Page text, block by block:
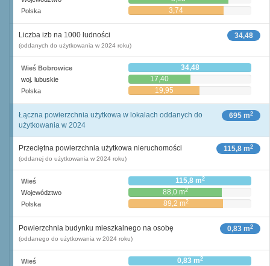
Polska 3,74
34,48
Liczba izb na 1000 ludności
(oddanych do użytkowania w 2024 roku)
Wieś Bobrowice 34,48
woj. lubuskie 17,40
Polska 19,95
695 m2
Łączna powierzchnia użytkowa w lokalach oddanych do
użytkowania w 2024
115,8 m2
Przeciętna powierzchnia użytkowa nieruchomości
(oddanej do użytkowania w 2024 roku)
Wieś 115,8 m2
Województwo 88,0 m2
Polska 89,2 m2
0,83 m2
Powierzchnia budynku mieszkalnego na osobę
(oddanego do użytkowania w 2024 roku)
Wieś 0,83 m2